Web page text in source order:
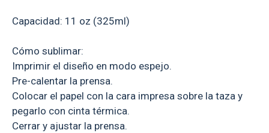
Capacidad: 11 oz (325ml)
Cómo sublimar:
Imprimir el diseño en modo espejo.
Pre-calentar la prensa.
Colocar el papel con la cara impresa sobre la taza y
pegarlo con cinta térmica.
Cerrar y ajustar la prensa.